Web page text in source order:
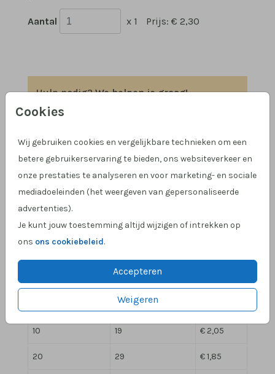
Cookies
Wij gebruiken cookies en vergelijkbare technieken om een
betere gebruikerservaring te bieden, ons websiteverkeer en
onze prestaties te analyseren en voor marketing- en sociale
mediadoeleinden (het weergeven van gepersonaliseerde
advertenties).
Je kunt jouw toestemming altijd wijzigen of intrekken op
ons ons cookiebeleid.
Accepteren
Weigeren
Aantal x 1 Prijs: € 2,30
Hulp nodig?We helpen je graag!
Klantcijfer 4,9 op Google
OMSCHRIJVING
Forest Green pocketfold voor staande kaarten van
11 x 17 cm. Formaat pocketfold: 12,5 x 18,5 cm.
Kies voor envelopmaat: 20 x 13 cm.
Overzicht prijzen - Rechthoekige Forest Green
Max. aantal
9
10 19 € 2,05
20 29 € 1,85